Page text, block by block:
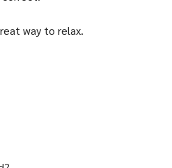
way to relax.